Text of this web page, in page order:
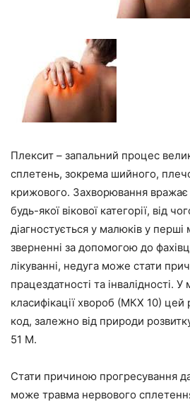
Плексит – запальний процес
сплетень, зокрема шийного,
крижового. Захворювання
будь-якої вікової категорії, від
діагностується у малюків у перші
зверненні за допомогою до
лікуванні, недуга може стати
працездатності та інвалідності. У
класифікації хвороб (МКХ 10) цей
код, залежно від природи
51 М.
Стати причиною прогресування
може травма нервового